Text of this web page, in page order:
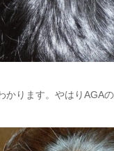
ります。やはりAGA